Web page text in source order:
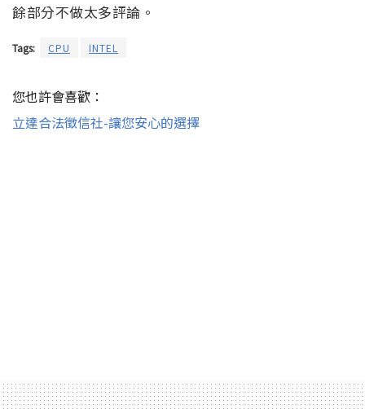
餘部分不做太多評論。
Tags: CPU INTEL
您也許會喜歡：
立達合法徵信社-讓您安心的選擇